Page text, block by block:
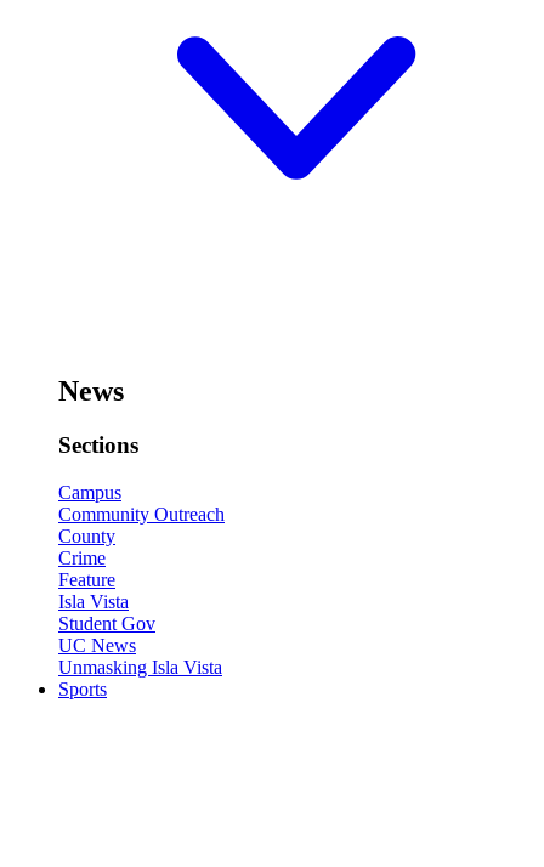
News
Sections
Campus
Community Outreach
County
Crime
Feature
Isla Vista
Student Gov
UC News
Unmasking Isla Vista
Sports